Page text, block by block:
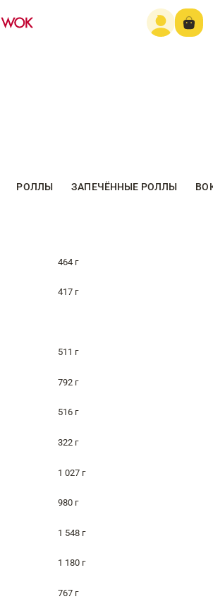
РОЛЛЫ ЗАПЕЧЁННЫЕ РОЛЛЫ
464 г
417 г
511 г
792 г
516 г
322 г
1 027 г
980 г
1 548 г
1 180 г
767 г